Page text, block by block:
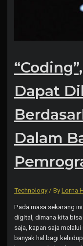
Dapat
Dalam
Technology / ByLorna
Pada masa sekarang
digital, dimana kita
saja, kapan saja
banyak hal bagi